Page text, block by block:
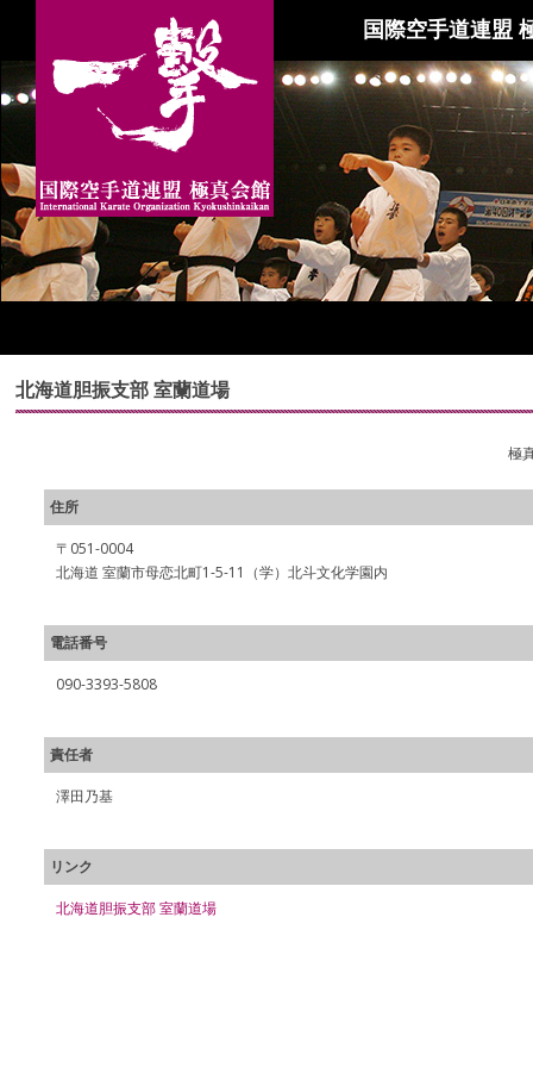
国際空手道連盟
北海道胆振支部 室蘭道場
極
住所
〒051-0004
北海道 室蘭市母恋北町1-5-11（学）北斗文化学園内
電話番号
090-3393-5808
責任者
澤田乃基
リンク
北海道胆振支部 室蘭道場